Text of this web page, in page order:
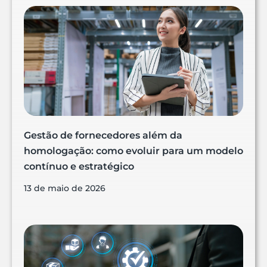
Gestão de fornecedores além da
homologação: como evoluir para um modelo
contínuo e estratégico
13 de maio de 2026